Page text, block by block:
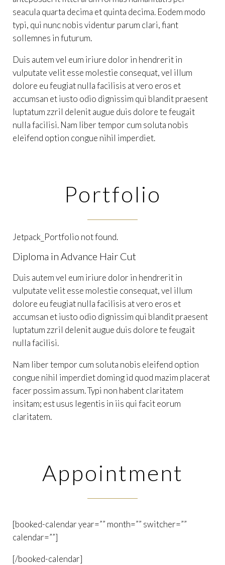
seacula quarta decima et quinta decima. Eodem modo
typi, qui nunc nobis videntur parum clari, fiant
sollemnes in futurum.
Duis autem vel eum iriure dolor in hendrerit in
vulputate velit esse molestie consequat, vel illum
dolore eu feugiat nulla facilisis at vero eros et
accumsan et iusto odio dignissim qui blandit praesent
luptatum zzril delenit augue duis dolore te feugait
nulla facilisi. Nam liber tempor cum soluta nobis
eleifend option congue nihil imperdiet.
Portfolio
Jetpack_Portfolio not found.
Diploma in Advance Hair Cut
Duis autem vel eum iriure dolor in hendrerit in
vulputate velit esse molestie consequat, vel illum
dolore eu feugiat nulla facilisis at vero eros et
accumsan et iusto odio dignissim qui blandit praesent
luptatum zzril delenit augue duis dolore te feugait
nulla facilisi.
Nam liber tempor cum soluta nobis eleifend option
congue nihil imperdiet doming id quod mazim placerat
facer possim assum. Typi non habent claritatem
insitam; est usus legentis in iis qui facit eorum
claritatem.
Appointment
[booked-calendar year=”” month=”” switcher=””
calendar=””]
[/booked-calendar]